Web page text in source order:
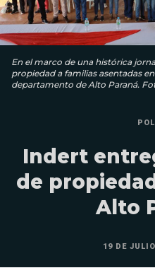
En el marco de una histórica
propiedad a familias asentadas
departamento de Alto Paraná.
Indert
de
Alto
19 DE